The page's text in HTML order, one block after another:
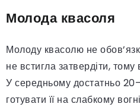
Молода квасоля
Молоду квасолю не
не встигла затвердіти,
У середньому достатньо
готувати її на слабкому